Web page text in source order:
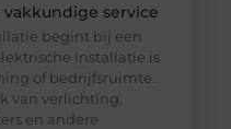
service
begint bij een
installatie is
of bedrijfsruimte.
van verlichting,
en andere